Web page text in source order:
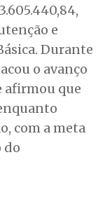
e
Durante
o avanço
afirmou que
com a meta
do